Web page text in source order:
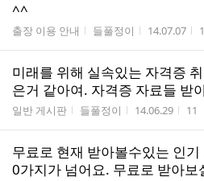
^^
게시판명
출장 이용 안내 작성자
들풀정이 작성시간
14.07.07
미래를 위해 실속있는 자격증
은거 같아여. 자격증 자료들
게시판명
일반 게시판 작성자
들풀정이 작성시간
14.06.29 조
11
무료로 현재 받아볼수있는 인
0가지가 넘어요. 무료로 받아보